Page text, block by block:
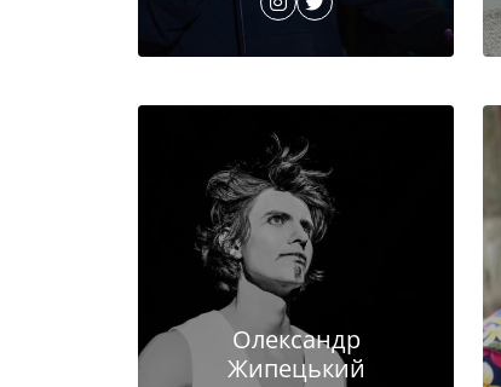
Олександр
Жипецький